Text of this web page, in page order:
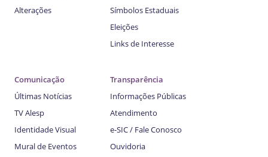
Alterações
Símbolos Estaduais
Eleições
Links de Interesse
Comunicação
Últimas Notícias
TV Alesp
Identidade Visual
Mural de Eventos
Transparência
Informações Públicas
Atendimento
e-SIC / Fale Conosco
Ouvidoria